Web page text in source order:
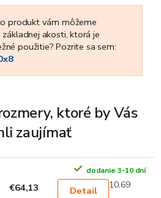
produkt vám môžeme
akosti, ktorá je
použitie? Pozrite sa sem:
ktoré by Vás
zaujímať
dodanie 3-10 dní
€64,13 Detail 10,69